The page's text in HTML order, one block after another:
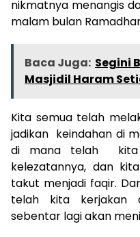
nikmatnya menangis
malam bulan
Baca Juga: Segini
Masjidil Haram
Kita semua telah
jadikan keindahan di
di mana telah kita
kelezatannya, dan
takut menjadi faqir.
telah kita kerjakan
sebentar lagi akan